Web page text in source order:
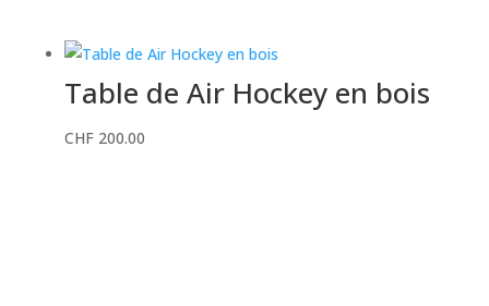
Table de Air Hockey en bois
CHF200.00